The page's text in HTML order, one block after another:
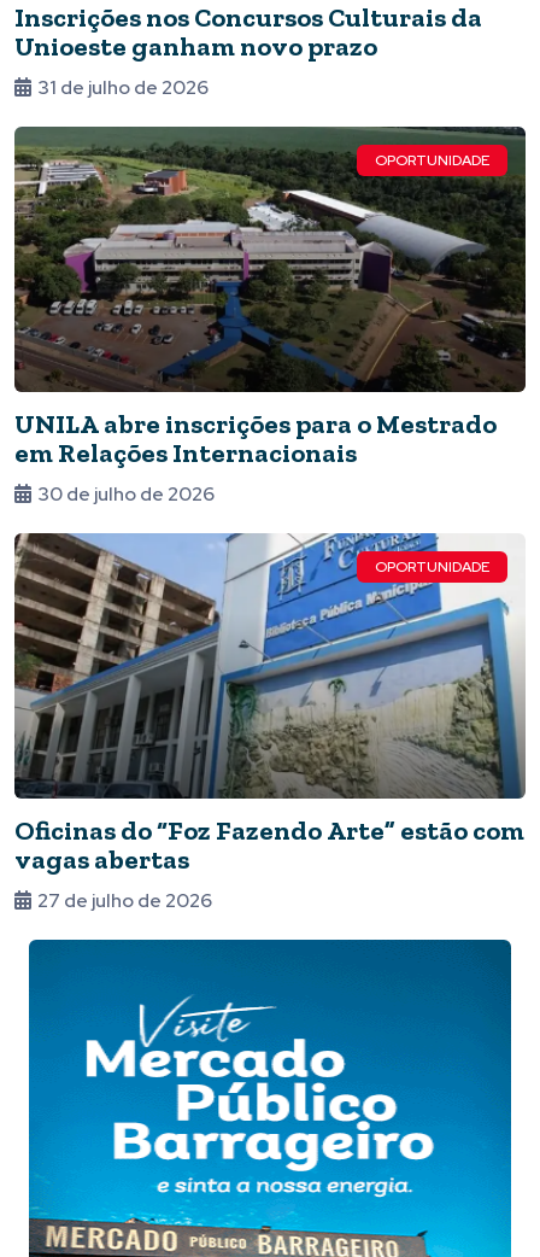
Inscrições nos Concursos Culturais da
Unioeste ganham novo prazo
31 de julho de 2026
OPORTUNIDADE
UNILA abre inscrições para o Mestrado
em Relações Internacionais
30 de julho de 2026
OPORTUNIDADE
Oficinas do “Foz Fazendo Arte” estão com
vagas abertas
27 de julho de 2026